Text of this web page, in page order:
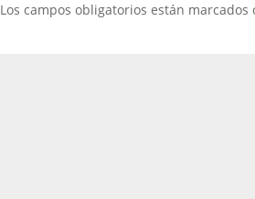
Los campos obligatorios están